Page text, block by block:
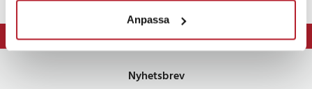
Anpassa
⭐ 365 dagars öppet köp
Nyhetsbrev